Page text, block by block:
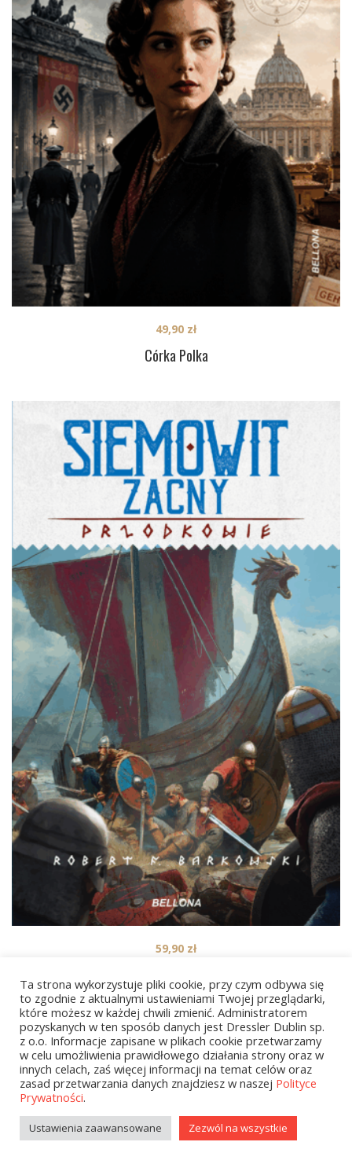
Córka Polka
49,90 zł
Siemowit Zacny. Cykl Przodkowie. Tom 4
59,90 zł
1 2 … 6 NEXT
Ta strona wykorzystuje pliki cookie, przy czym odbywa się
to zgodnie z aktualnymi ustawieniami Twojej przeglądarki,
które możesz w każdej chwili zmienić. Administratorem
pozyskanych w ten sposób danych jest Dressler Dublin sp.
z o.o. Informacje zapisane w plikach cookie przetwarzamy
w celu umożliwienia prawidłowego działania strony oraz w
innych celach, zaś więcej informacji na temat celów oraz
zasad przetwarzania danych znajdziesz w naszej Polityce
Prywatności.
Ustawienia zaawansowane Zezwól na wszystkie